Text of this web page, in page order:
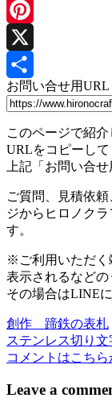
Line
Pinterest
X
共
お問い合せ用URL
このページで紹
URLをコピー
上記「お問い合
ご質問、見積依
ジからヒロノク
す。
※ご利用いただく
表示されるなどの
その場合はLINE
投
稿
ナ
創作 蹄鉄の表札
ステンレス切り
コメントはこち
Leave a